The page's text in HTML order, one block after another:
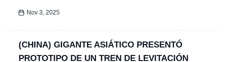
Nov 3, 2025
(CHINA) GIGANTE ASIÁTICO PRESENTÓ
PROTOTIPO DE UN TREN DE LEVITACIÓN